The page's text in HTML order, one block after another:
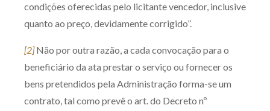
condições oferecidas pelo licitante vencedor, inclusive
quanto ao preço, devidamente corrigido”.
[2]Não por outra razão, a cada convocação para o
beneficiário da ata prestar o serviço ou fornecer os
bens pretendidos pela Administração forma-se um
contrato, tal como prevê o art. do Decreto nº